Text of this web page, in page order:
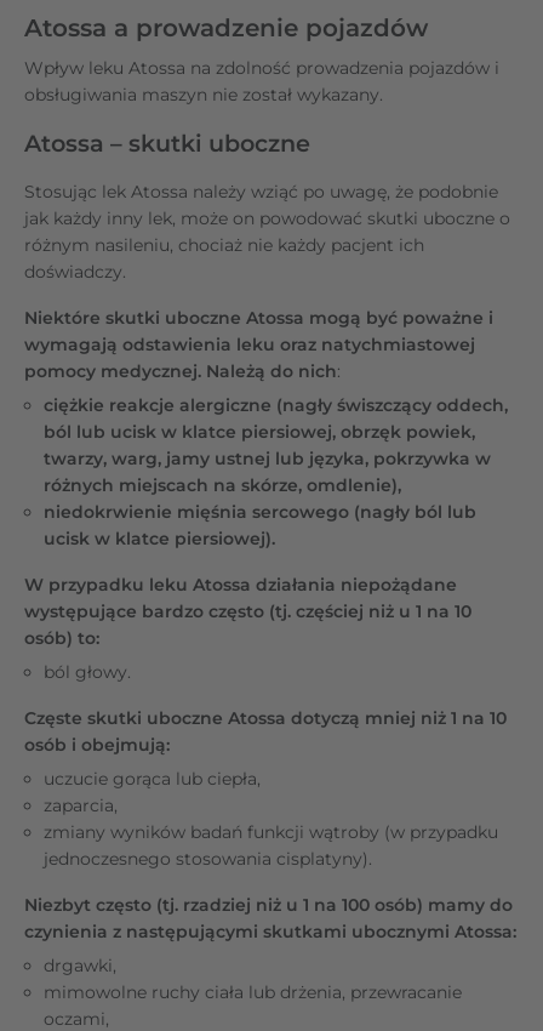
Atossa a prowadzenie pojazdów
Wpływ leku Atossa na zdolność prowadzenia pojazdów i
obsługiwania maszyn nie został wykazany.
Atossa – skutki uboczne
Stosując lek Atossa należy wziąć po uwagę, że podobnie
jak każdy inny lek, może on powodować skutki uboczne o
różnym nasileniu, chociaż nie każdy pacjent ich
doświadczy.
Niektóre skutki uboczne Atossa mogą być poważne i
wymagają odstawienia leku oraz natychmiastowej
pomocy medycznej. Należą do nich:
ciężkie reakcje alergiczne (nagły świszczący oddech,
ból lub ucisk w klatce piersiowej, obrzęk powiek,
twarzy, warg, jamy ustnej lub języka, pokrzywka w
różnych miejscach na skórze, omdlenie),
niedokrwienie mięśnia sercowego (nagły ból lub
ucisk w klatce piersiowej).
W przypadku leku Atossa działania niepożądane
występujące bardzo często (tj. częściej niż u 1 na 10
osób) to:
ból głowy.
Częste skutki uboczne Atossa dotyczą mniej niż 1 na 10
osób i obejmują:
uczucie gorąca lub ciepła,
zaparcia,
zmiany wyników badań funkcji wątroby (w przypadku
jednoczesnego stosowania cisplatyny).
Niezbyt często (tj. rzadziej niż u 1 na 100 osób) mamy do
czynienia z następującymi skutkami ubocznymi Atossa:
drgawki,
mimowolne ruchy ciała lub drżenia, przewracanie
oczami,